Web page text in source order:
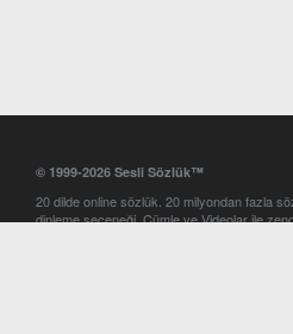
© 1999-2026 Sesli Sözlük™
20 dilde online sözlük. 20 milyondan fazla
dinleme seçeneği. Cümle ve Videolar ile